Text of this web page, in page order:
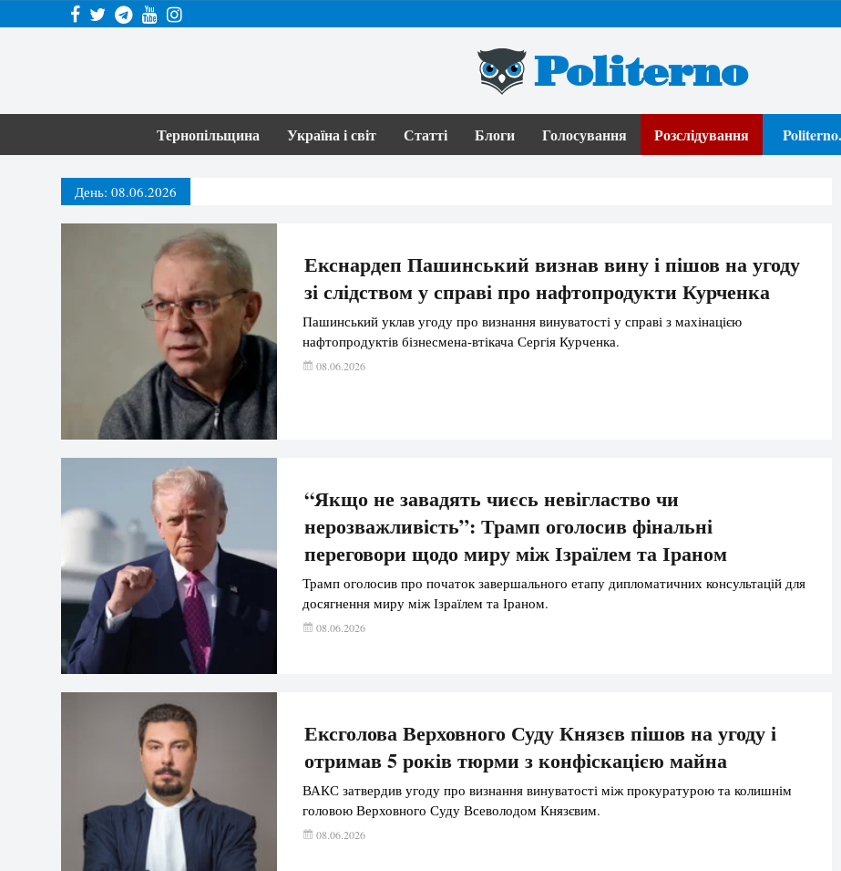
Politerno
Тернопільщина Україна і світ Статті Блоги Голосування Розслідування
День: 08.06.2026
Екснардеп Пашинський визнав вину і пішов на угоду
зі слідством у справі про нафтопродукти Курченка
Пашинський уклав угоду про визнання винуватості у справі з махінацією
нафтопродуктів бізнесмена-втікача Сергія Курченка.
08.06.2026
“Якщо не завадять чиєсь невігластво чи
нерозважливість”: Трамп оголосив фінальні
переговори щодо миру між Ізраїлем та Іраном
Трамп оголосив про початок завершального етапу дипломатичних консультацій для
досягнення миру між Ізраїлем та Іраном.
08.06.2026
Ексголова Верховного Суду Князєв пішов на угоду і
отримав 5 років тюрми з конфіскацією майна
ВАКС затвердив угоду про визнання винуватості між прокуратурою та колишнім
головою Верховного Суду Всеволодом Князєвим.
08.06.2026